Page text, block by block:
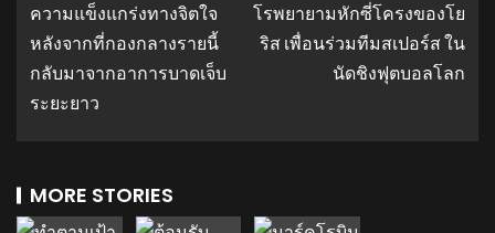
ความแข็งแกร่งทางจิตใจ
หลังจากที่กองกลางรายนี้
กลับมาจากอาการบาดเจ็บ
ระยะยาว
โรพยายามหักซี่โครงของโย
ริส เพื่อนร่วมทีมสเปอร์ส ใน
นัดชิงฟุตบอลโลก
MORE STORIES